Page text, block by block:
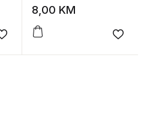
Add to wishlist
Gramatika od 1. do 4.
škole
8,00 KM
Add to